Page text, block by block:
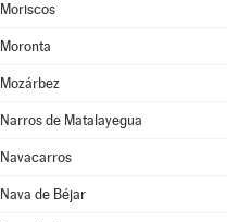
Moriscos
Moronta
Mozárbez
Narros de Matalayegua
Navacarros
Nava de Béjar